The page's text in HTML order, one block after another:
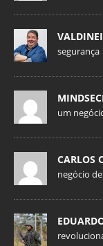
segurança
um
CARLOS
negócio